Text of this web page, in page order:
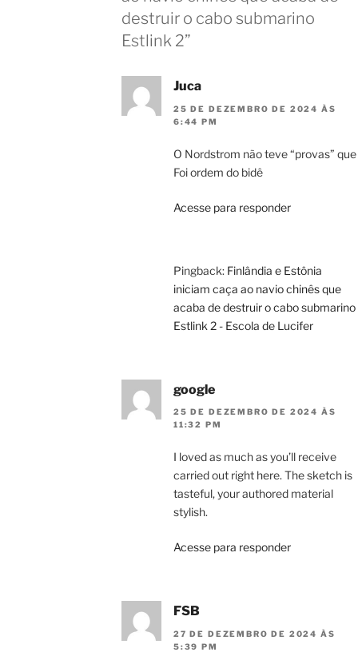
destruir o cabo submarino
Estlink 2”
Juca
25 DE DEZEMBRO DE 2024 ÀS
6:44 PM
O Nordstrom não teve “provas” que
Foi ordem do bidê
Acesse para responder
Pingback: Finlândia e Estônia
iniciam caça ao navio chinês que
acaba de destruir o cabo submarino
Estlink 2 - Escola de Lucifer
google
25 DE DEZEMBRO DE 2024 ÀS
11:32 PM
I loved as much as you’ll receive
carried out right here. The sketch is
tasteful, your authored material
stylish.
Acesse para responder
FSB
27 DE DEZEMBRO DE 2024 ÀS
5:39 PM